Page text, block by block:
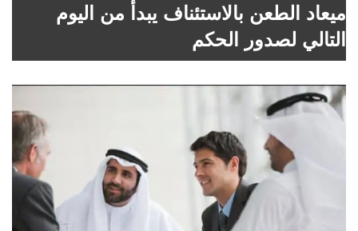
ميعاد الطعن بالاستئناف يبدأ من اليوم
التالي لصدور الحكم